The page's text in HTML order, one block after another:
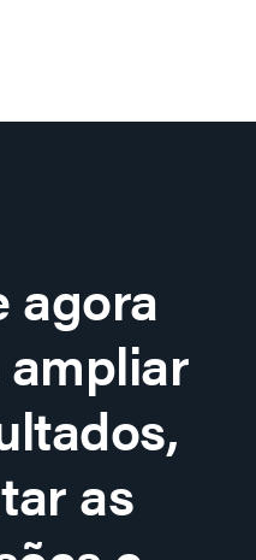
agora
as